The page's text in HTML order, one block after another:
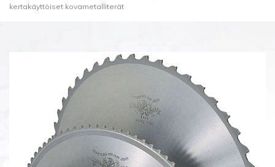
kertakäyttöiset kovametalliterät